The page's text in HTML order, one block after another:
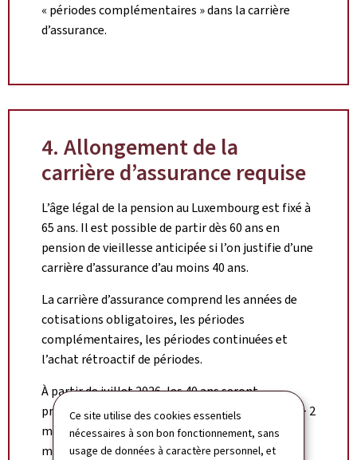
Ce site utilise des cookies essentiels
nécessaires à son bon fonctionnement, sans
usage de données à caractère personnel, et
« périodes complémentaires » dans la carrière
d’assurance.
4. Allongement de la
carrière d’assurance requise
L’âge légal de la pension au Luxembourg est fixé à
65 ans. Il est possible de partir dès 60 ans en
pension de vieillesse anticipée si l’on justifie d’une
carrière d’assurance d’au moins 40 ans.
La carrière d’assurance comprend les années de
cotisations obligatoires, les périodes
complémentaires, les périodes continuées et
l’achat rétroactif de périodes.
À partir de juillet 2026, les 40 ans seront
progressivement allongés : 2026 + 1 mois, 2027 + 2
mois, 2028 + 4 mois, 2029 + 6 mois et 2030 + 8
mois.